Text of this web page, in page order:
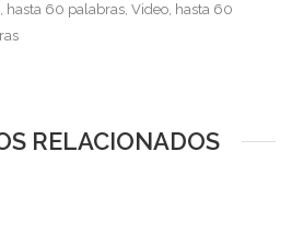
hasta 60 palabras, Video, hasta 60
RELACIONADOS